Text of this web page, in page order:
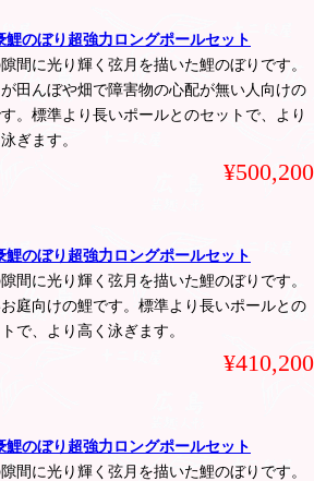
鯉のぼり超強力ロングポールセット
間に光り輝く弦月を描いた鯉のぼりです。
田んぼや畑で障害物の心配が無い人向けの
。標準より長いポールとのセットで、より
ぎます。
¥500,200
鯉のぼり超強力ロングポールセット
間に光り輝く弦月を描いた鯉のぼりです。
庭向けの鯉です。標準より長いポールとの
で、より高く泳ぎます。
¥410,200
鯉のぼり超強力ロングポールセット
間に光り輝く弦月を描いた鯉のぼりです。